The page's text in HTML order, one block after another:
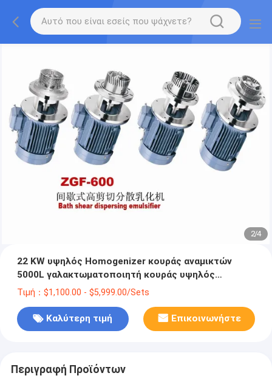
2/4
22 KW υψηλός Homogenizer κουράς αναμικτών
5000L γαλακτωματοποιητή κουράς υψηλός
αναμίκτης
Τιμή：$1,100.00 - $5,999.00/Sets
Καλύτερη τιμή Επικοινωνήστε
Περιγραφή Προϊόντων